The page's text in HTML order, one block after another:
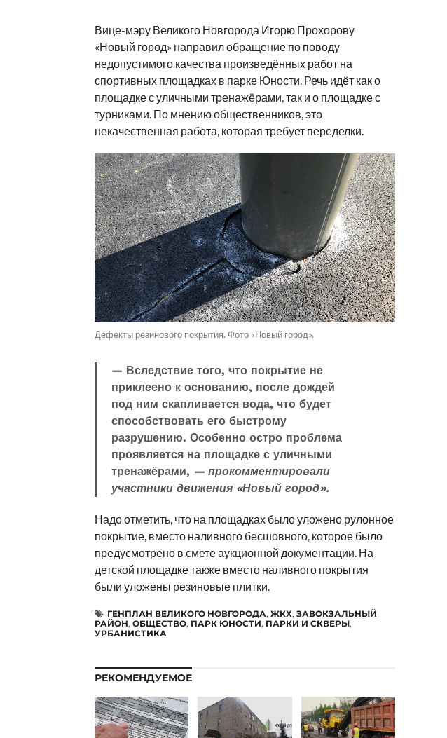
Вице-мэру Великого Новгорода Игорю Прохорову
«Новый город» направил обращение по поводу
недопустимого качества произведённых работ на
спортивных площадках в парке Юности. Речь идёт как о
площадке с уличными тренажёрами, так и о площадке с
турниками. По мнению общественников, это
некачественная работа, которая требует переделки.
Дефекты резинового покрытия. Фото «Новый город».
— Вследствие того, что покрытие не
приклеено к основанию, после дождей
под ним скапливается вода, что будет
способствовать его быстрому
разрушению. Особенно остро проблема
проявляется на площадке с уличными
тренажёрами, — прокомментировали
участники движения «Новый город».
Надо отметить, что на площадках было уложено рулонное
покрытие, вместо наливного бесшовного, которое было
предусмотрено в смете аукционной документации. На
детской площадке также вместо наливного покрытия
были уложены резиновые плитки.
ГЕНПЛАН ВЕЛИКОГО НОВГОРОДА, ЖКХ, ЗАВОКЗАЛЬНЫЙ
РАЙОН, ОБЩЕСТВО, ПАРК ЮНОСТИ, ПАРКИ И СКВЕРЫ,
УРБАНИСТИКА
РЕКОМЕНДУЕМОЕ